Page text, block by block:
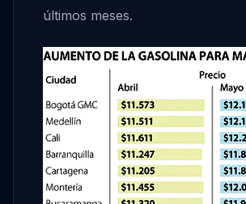
últimos meses.